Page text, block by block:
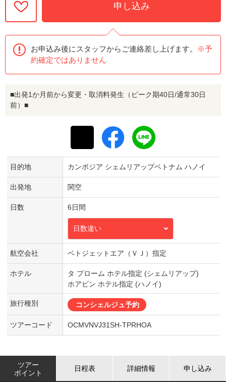
申し込み
お申込み後にスタッフからご連絡差し上げます。
※予
約確定ではありません
■出発1か月前から変更・取消料発生（ピーク期40日/通常30日
前）■
目的地 カンボジア シェムリアップベトナム ハノイ
出発地 関空
日数 6日間
日数違い
航空会社 ベトジェットエア（ＶＪ）指定
ホテル
タ プローム ホテル指定 (シェムリアップ)
ホアビン ホテル指定 (ハノイ)
旅行種別 コンシェルジュ予約
ツアーコード OCMVNVJ31SH-TPRHOA
ツアー
ポイント
日程表 詳細情報 申し込み